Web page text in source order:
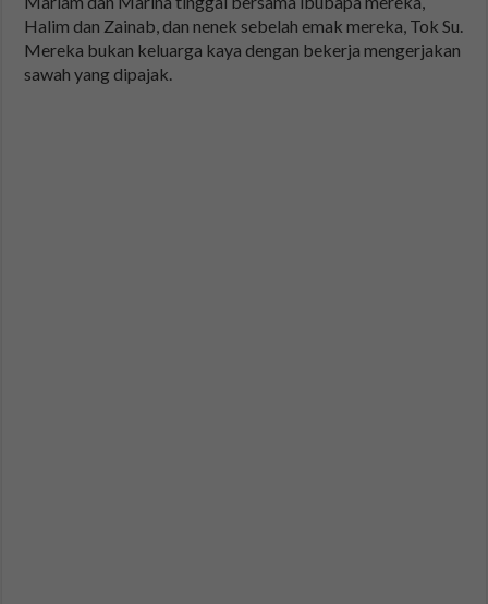
Halim dan Zainab, dan nenek sebelah emak mereka, Tok Su.
Mereka bukan keluarga kaya dengan bekerja mengerjakan
sawah yang dipajak.